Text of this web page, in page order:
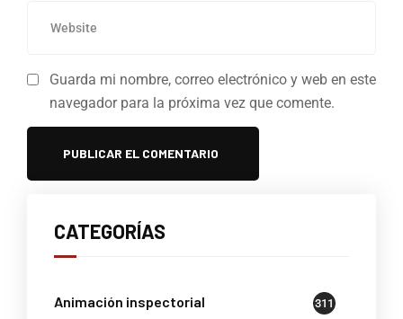
Guarda mi nombre, correo electrónico y web en este
navegador para la próxima vez que comente.
CATEGORÍAS
Animación inspectorial 311